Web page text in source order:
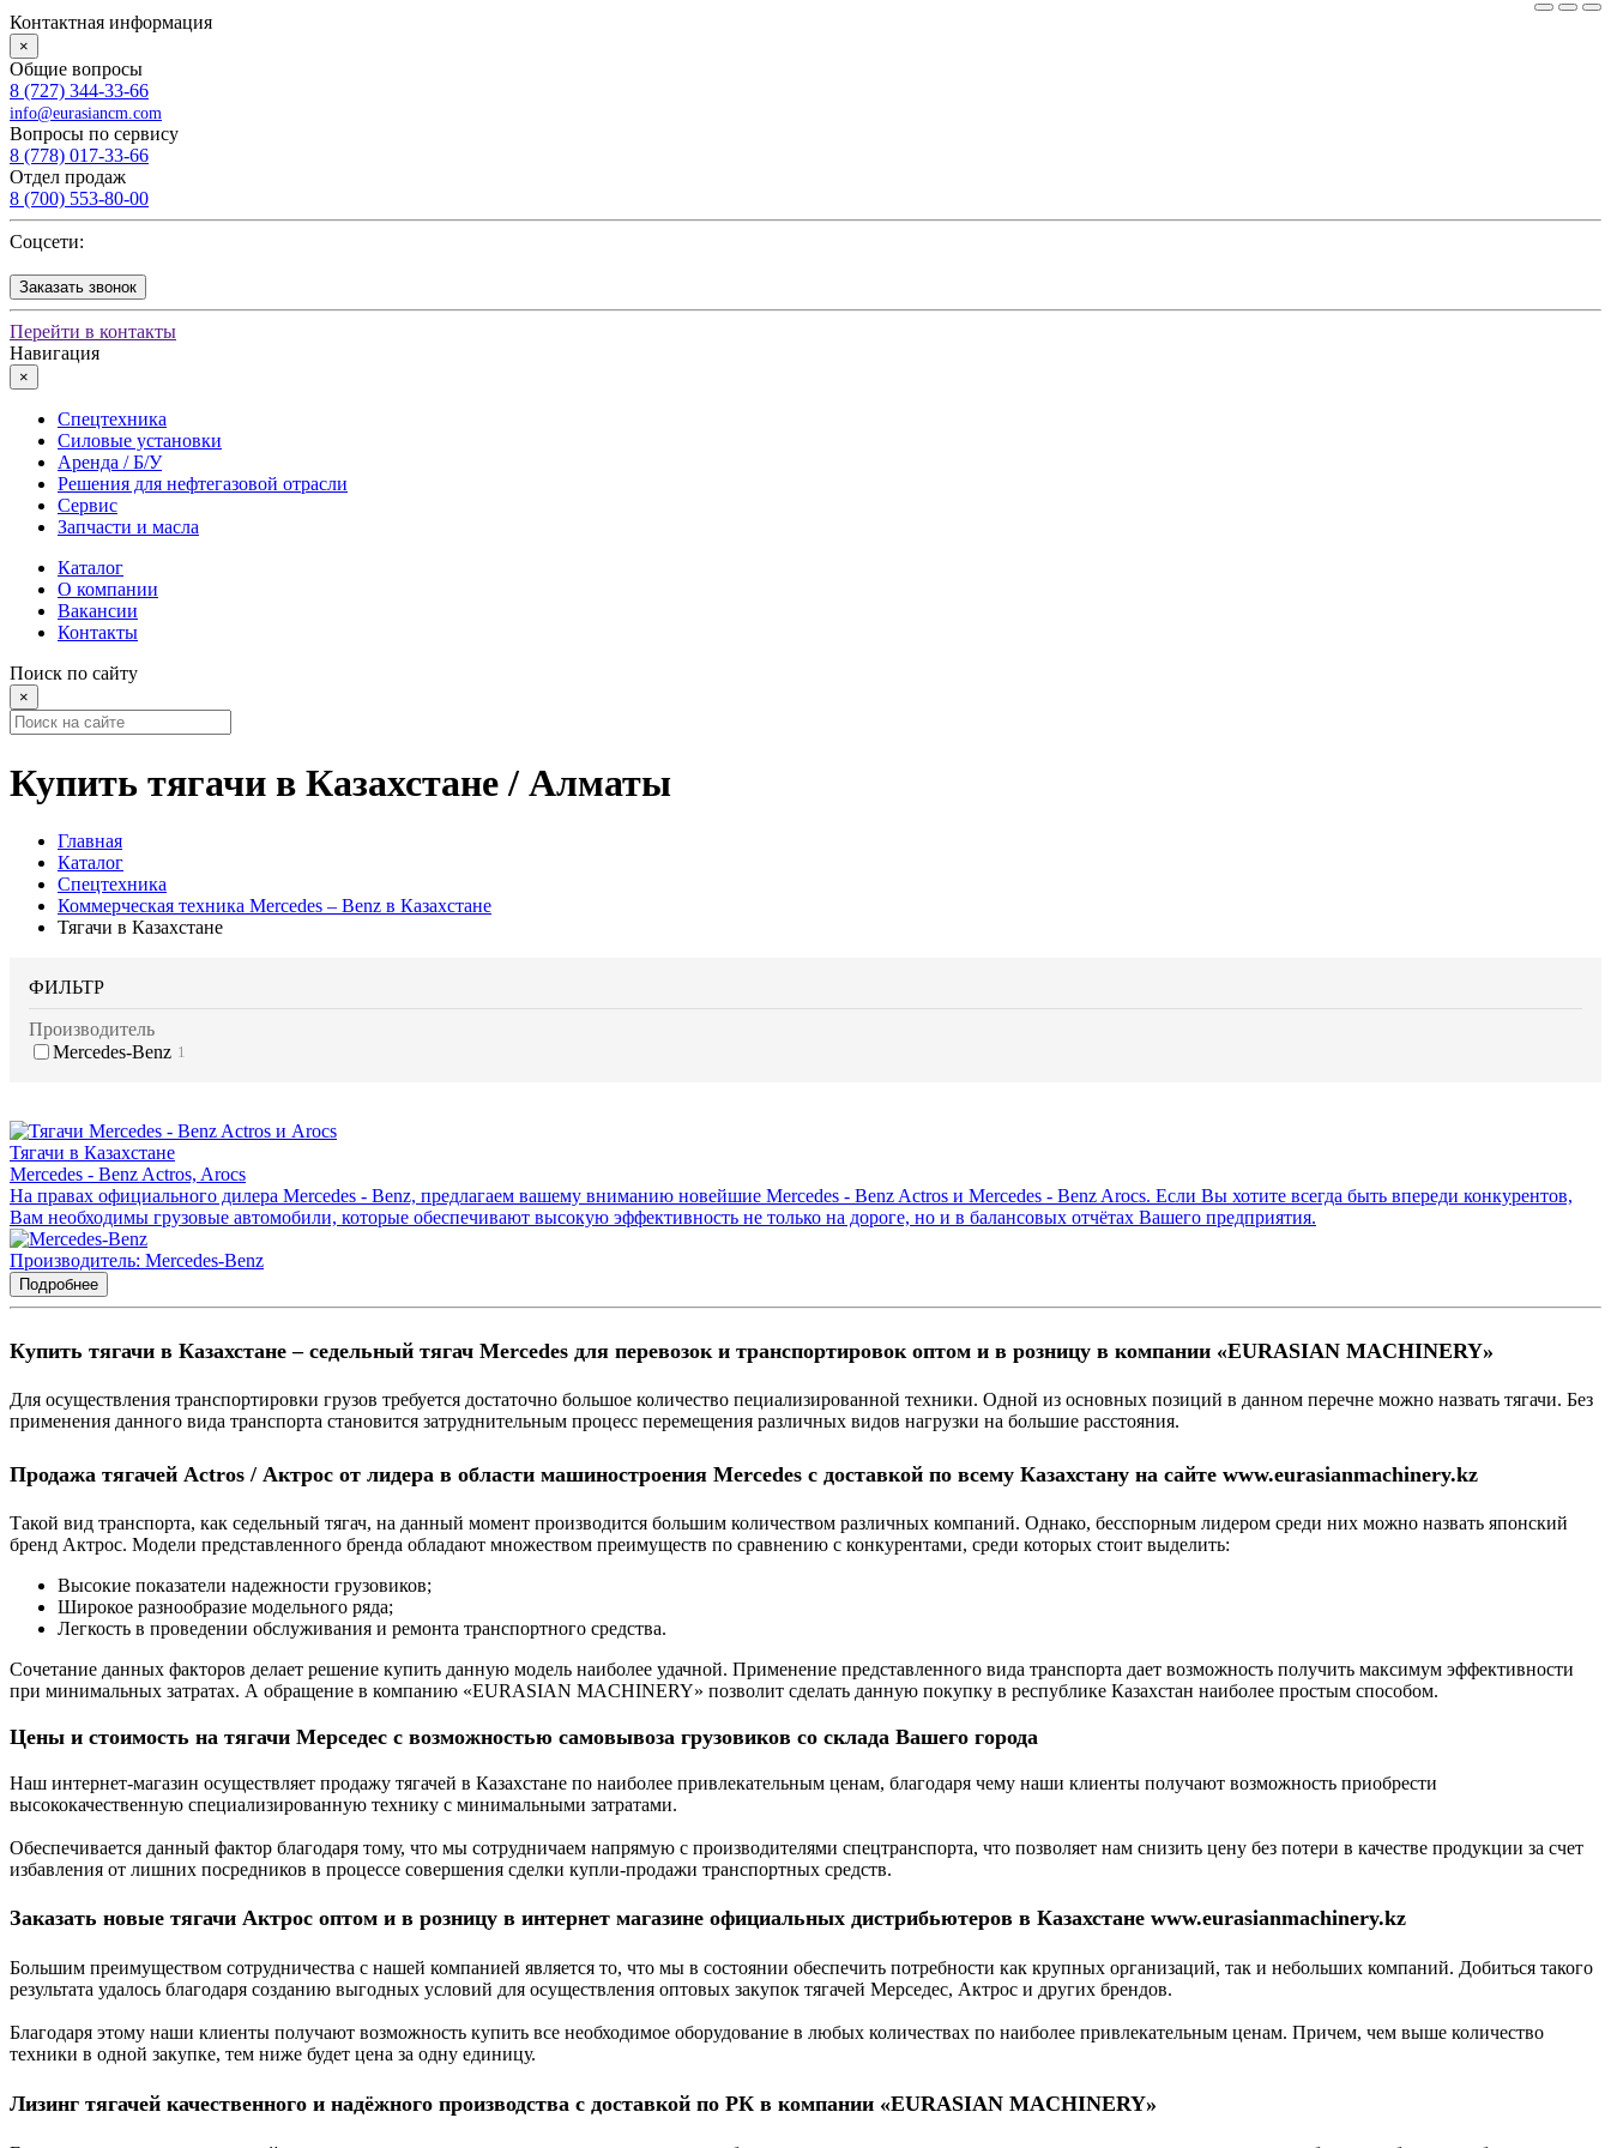
Контактная информация
×
Общие вопросы
8 (727) 344-33-66
info@eurasiancm.com
Вопросы по сервису
8 (778) 017-33-66
Отдел продаж
8 (700) 553-80-00
Соцсети:
Заказать звонок
Перейти в контакты
Навигация
×
Спецтехника
Силовые установки
Аренда / Б/У
Решения для нефтегазовой отрасли
Сервис
Запчасти и масла
Каталог
О компании
Вакансии
Контакты
Поиск по сайту
×
Купить тягачи в Казахстане / Алматы
Главная
Каталог
Спецтехника
Коммерческая техника Mercedes – Benz в Казахстане
Тягачи в Казахстане
ФИЛЬТР
Производитель
Mercedes-Benz 1
Тягачи в Казахстане
Mercedes - Benz Actros, Arocs
На правах официального дилера Mercedes - Benz, предлагаем вашему вниманию новейшие Mercedes - Benz Actros и Mercedes - Benz Arocs. Если Вы хотите всегда быть впереди конкурентов,
Вам необходимы грузовые автомобили, которые обеспечивают высокую эффективность не только на дороге, но и в балансовых отчётах Вашего предприятия.
Производитель: Mercedes-Benz
Подробнее
Купить тягачи в Казахстане – седельный тягач Mercedes для перевозок и транспортировок оптом и в розницу в компании «EURASIAN MACHINERY»
Для осуществления транспортировки грузов требуется достаточно большое количество пециализированной техники. Одной из основных позиций в данном перечне можно назвать тягачи. Без
применения данного вида транспорта становится затруднительным процесс перемещения различных видов нагрузки на большие расстояния.
Продажа тягачей Actros / Актрос от лидера в области машиностроения Mercedes с доставкой по всему Казахстану на сайте www.eurasianmachinery.kz
Такой вид транспорта, как седельный тягач, на данный момент производится большим количеством различных компаний. Однако, бесспорным лидером среди них можно назвать японский
бренд Актрос. Модели представленного бренда обладают множеством преимуществ по сравнению с конкурентами, среди которых стоит выделить:
Высокие показатели надежности грузовиков;
Широкое разнообразие модельного ряда;
Легкость в проведении обслуживания и ремонта транспортного средства.
Сочетание данных факторов делает решение купить данную модель наиболее удачной. Применение представленного вида транспорта дает возможность получить максимум эффективности
при минимальных затратах. А обращение в компанию «EURASIAN MACHINERY» позволит сделать данную покупку в республике Казахстан наиболее простым способом.
Цены и стоимость на тягачи Мерседес с возможностью самовывоза грузовиков со склада Вашего города
Наш интернет-магазин осуществляет продажу тягачей в Казахстане по наиболее привлекательным ценам, благодаря чему наши клиенты получают возможность приобрести
высококачественную специализированную технику с минимальными затратами.
Обеспечивается данный фактор благодаря тому, что мы сотрудничаем напрямую с производителями спецтранспорта, что позволяет нам снизить цену без потери в качестве продукции за счет
избавления от лишних посредников в процессе совершения сделки купли-продажи транспортных средств.
Заказать новые тягачи Актрос оптом и в розницу в интернет магазине официальных дистрибьютеров в Казахстане www.eurasianmachinery.kz
Большим преимуществом сотрудничества с нашей компанией является то, что мы в состоянии обеспечить потребности как крупных организаций, так и небольших компаний. Добиться такого
результата удалось благодаря созданию выгодных условий для осуществления оптовых закупок тягачей Мерседес, Актрос и других брендов.
Благодаря этому наши клиенты получают возможность купить все необходимое оборудование в любых количествах по наиболее привлекательным ценам. Причем, чем выше количество
техники в одной закупке, тем ниже будет цена за одну единицу.
Лизинг тягачей качественного и надёжного производства с доставкой по РК в компании «EURASIAN MACHINERY»